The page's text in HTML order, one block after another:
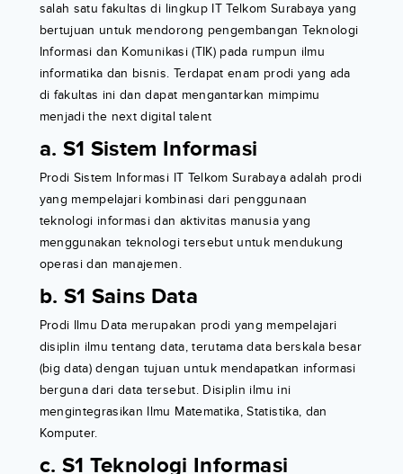
salah satu fakultas di lingkup IT Telkom Surabaya yang
bertujuan untuk mendorong pengembangan Teknologi
Informasi dan Komunikasi (TIK) pada rumpun ilmu
informatika dan bisnis. Terdapat enam prodi yang ada
di fakultas ini dan dapat mengantarkan mimpimu
menjadi the next digital talent
a. S1 Sistem Informasi
Prodi Sistem Informasi IT Telkom Surabaya adalah prodi
yang mempelajari kombinasi dari penggunaan
teknologi informasi dan aktivitas manusia yang
menggunakan teknologi tersebut untuk mendukung
operasi dan manajemen.
b. S1 Sains Data
Prodi Ilmu Data merupakan prodi yang mempelajari
disiplin ilmu tentang data, terutama data berskala besar
(big data) dengan tujuan untuk mendapatkan informasi
berguna dari data tersebut. Disiplin ilmu ini
mengintegrasikan Ilmu Matematika, Statistika, dan
Komputer.
c. S1 Teknologi Informasi